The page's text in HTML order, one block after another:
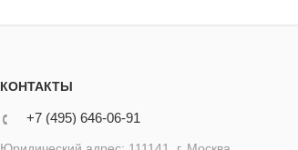
КОНТАКТЫ
+7 (495) 646-06-91